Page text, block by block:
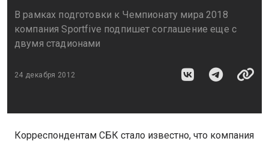
В рамках подготовки к Чемпионату мира 2018
компания Sportfive подпишет соглашение еще с
двумя стадионами
24 декабря 2012
Корреспондентам СБК стало известно, что компания